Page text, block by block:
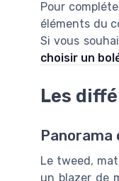
Pour
éléments du
Si vous
choisir un
Les
Le tweed,
un blazer de